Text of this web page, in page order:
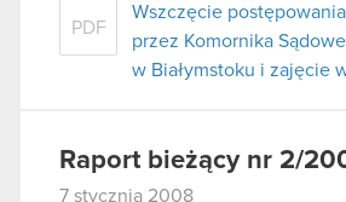
PDF
Wszczęcie
przez Komornika
w Białymstoku i zajęcie
Raport bieżący nr 2/
7 stycznia 2008